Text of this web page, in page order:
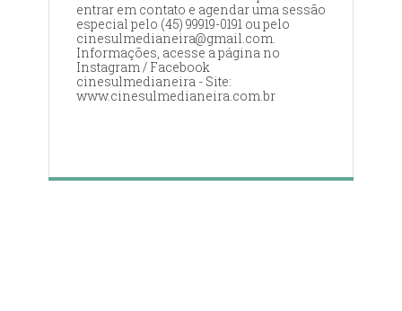
entrar em contato e agendar uma sessão
especial pelo (45) 99919-0191 ou pelo
cinesulmedianeira@gmail.com.
Informações, acesse a página no
Instagram / Facebook
cinesulmedianeira - Site:
www.cinesulmedianeira.com.br